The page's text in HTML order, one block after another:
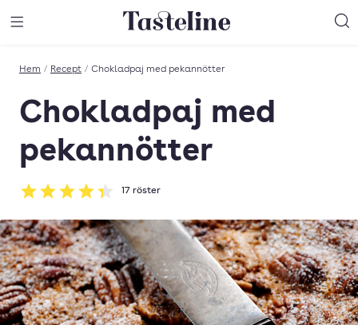
Till Tastelines startsida
Hem / Recept / Chokladpaj med pekannötter
Chokladpaj med
pekannötter
Betyg: 4.35 av 5
17 röster